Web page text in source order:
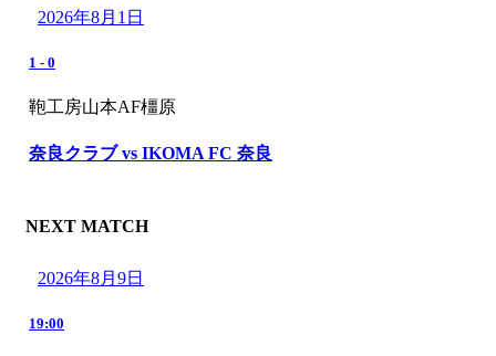
2026年8月1日
1 - 0
鞄工房山本AF橿原
奈良クラブ vs IKOMA FC 奈良
NEXT MATCH
2026年8月9日
19:00